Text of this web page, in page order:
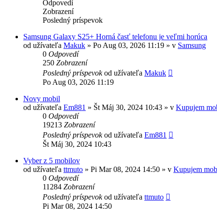
Odpovedí
Zobrazení
Posledný príspevok
Samsung Galaxy S25+ Horná časť telefonu je veľmi horúca
od užívateľa Makuk » Po Aug 03, 2026 11:19 » v Samsung
0 Odpovedí
250 Zobrazení
Posledný príspevokod užívateľa Makuk
Po Aug 03, 2026 11:19
Novy mobil
od užívateľa Em881 » Št Máj 30, 2024 10:43 » v Kupujem
0 Odpovedí
19213 Zobrazení
Posledný príspevokod užívateľa Em881
Št Máj 30, 2024 10:43
Vyber z 5 mobilov
od užívateľa ttmuto » Pi Mar 08, 2024 14:50 » v Kupujem
0 Odpovedí
11284 Zobrazení
Posledný príspevokod užívateľa ttmuto
Pi Mar 08, 2024 14:50